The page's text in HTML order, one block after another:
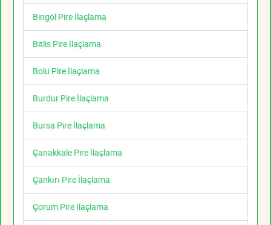
Bingöl Pire İlaçlama
Bitlis Pire İlaçlama
Bolu Pire İlaçlama
Burdur Pire İlaçlama
Bursa Pire İlaçlama
Çanakkale Pire İlaçlama
Çankırı Pire İlaçlama
Çorum Pire İlaçlama